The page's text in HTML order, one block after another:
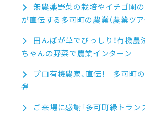
無農薬野菜の栽培やイチゴ園
が直伝する多可町の農業（農業ツア
田んぼが草でびっしり！有機農
ちゃんの野菜で農業インターン
プロ有機農家、直伝！ 多可町
弾
ご来場に感謝「多可町縁トラン